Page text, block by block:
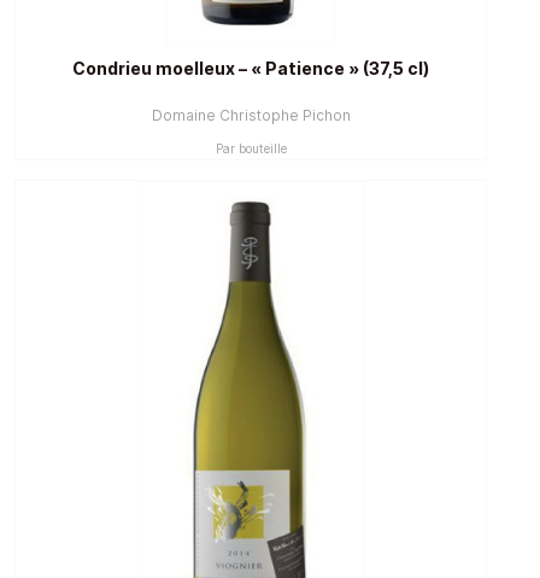
Condrieu moelleux – « Patience » (37,5 cl)
Domaine Christophe Pichon
Par bouteille